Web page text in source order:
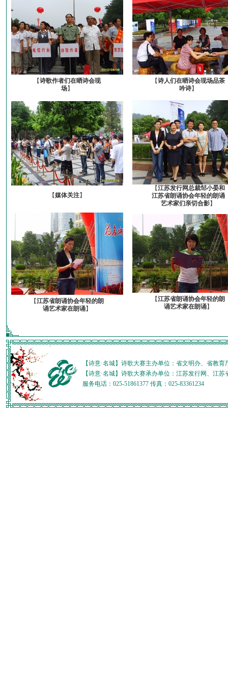
【诗歌作者们在晒诗会现
场】
【诗人们在晒诗会现场品茶
吟诗】
【媒体关注】
【江苏发行网总裁邹小晏和
江苏省朗诵协会年轻的朗诵
艺术家们亲切合影】
【江苏省朗诵协会年轻的朗
诵艺术家在朗诵】
【江苏省朗诵协会年轻的朗
诵艺术家在朗诵】
【诗意·名城】诗歌大赛主办单位：省文明办、省教
【诗意·名城】诗歌大赛承办单位：江苏发行网、江
服务电话：025-51861377 传真：025-83361234